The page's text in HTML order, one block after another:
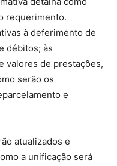
requerimento.
à deferimento de
débitos; às
valores de prestações,
serão os
e
atualizados e
a unificação será